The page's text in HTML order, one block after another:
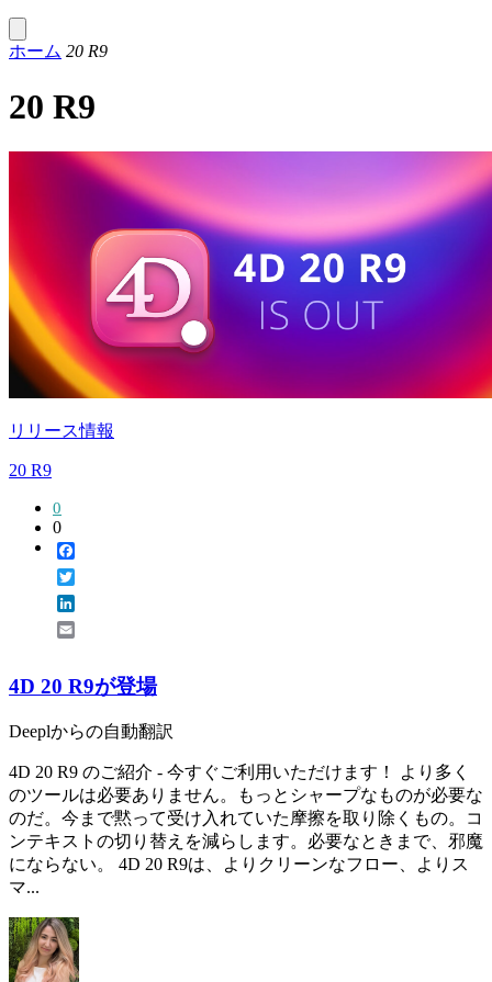
ホーム 20 R9
20 R9
リリース情報
20 R9
0
0
4D 20 R9が登場
Deeplからの自動翻訳
4D 20 R9 のご紹介 - 今すぐご利用いただけます！ より多く
のツールは必要ありません。もっとシャープなものが必要な
のだ。今まで黙って受け入れていた摩擦を取り除くもの。コ
ンテキストの切り替えを減らします。必要なときまで、邪魔
にならない。 4D 20 R9は、よりクリーンなフロー、よりス
マ...